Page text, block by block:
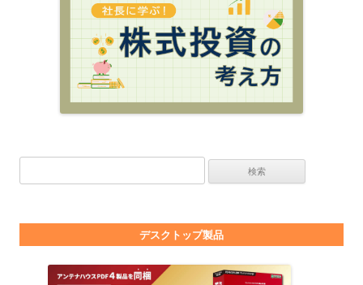
デスクトップ製品